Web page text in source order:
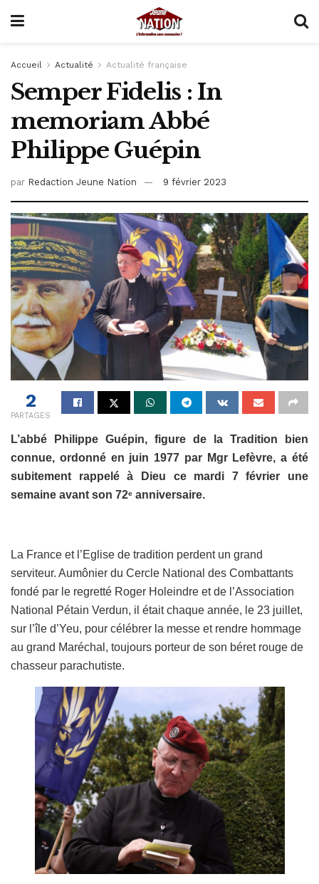
Accueil Actualité Actualité française
Semper Fidelis : In
memoriam Abbé
Philippe Guépin
par Redaction Jeune Nation 9 février 2023
2
PARTAGES
L’abbé Philippe Guépin, figure de la Tradition bien
connue, ordonné en juin 1977 par Mgr Lefèvre, a été
subitement rappelé à Dieu ce mardi 7 février une
semaine avant son 72e anniversaire.
La France et l’Eglise de tradition perdent un grand
serviteur. Aumônier du Cercle National des Combattants
fondé par le regretté Roger Holeindre et de l’Association
National Pétain Verdun, il était chaque année, le 23 juillet,
sur l’île d’Yeu, pour célébrer la messe et rendre hommage
au grand Maréchal, toujours porteur de son béret rouge de
chasseur parachutiste.